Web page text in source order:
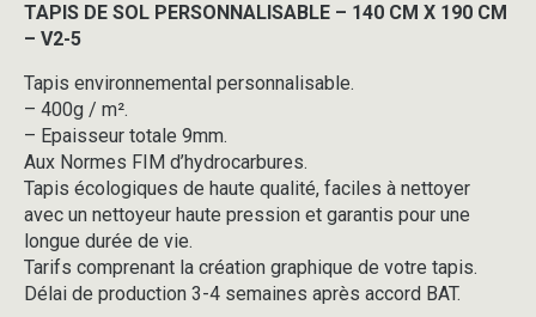
X
190
-
V2-
5
TAPIS DE SOL PERSONNALISABLE – 140 CM X 190 CM
– V2-5
Tapis environnemental personnalisable.
– 400g / m².
– Epaisseur totale 9mm.
Aux Normes FIM d’hydrocarbures.
Tapis écologiques de haute qualité, faciles à nettoyer
avec un nettoyeur haute pression et garantis pour une
longue durée de vie.
Tarifs comprenant la création graphique de votre tapis.
Délai de production 3-4 semaines après accord BAT.